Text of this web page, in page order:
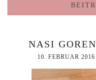
NASI
10. FEBRUAR 2016